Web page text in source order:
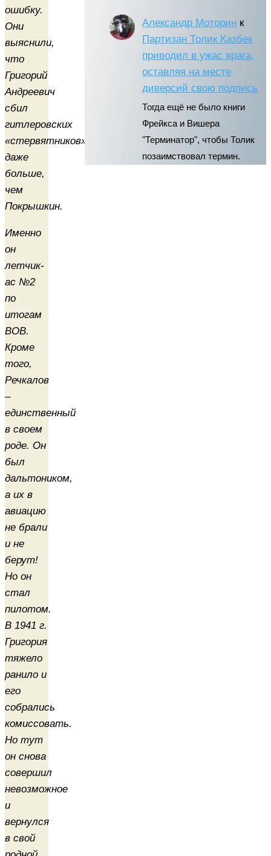
ошибку.
Они
выяснили,
что
Григорий
Андреевич
сбил
гитлеровских
«стервятников»
даже
больше,
чем
Покрышкин.
Именно
он
летчик-
ас №2
по
итогам
ВОВ.
Кроме
того,
Речкалов
–
единственный
в своем
роде. Он
был
дальтоником,
а их в
авиацию
не брали
и не
берут!
Но он
стал
пилотом.
В 1941 г.
Григория
тяжело
ранило и
его
собрались
комиссовать.
Но тут
он снова
совершил
невозможное
и
вернулся
в свой
Александр Моторин к
Партизан Толик Казбек
приводил в ужас врага,
оставляя на месте
диверсий свою подпись
Тогда ещё не было книги
Фрейкса и Вишера
"Терминатор", чтобы Толик
позаимствовал термин.